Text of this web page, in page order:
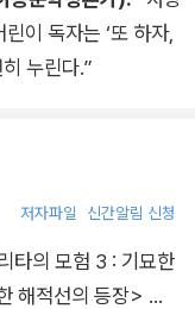
이 독자는 ‘또 하자,
누린다.”
저자파일 신간알림 신청
타의 모험 3 : 기묘한
해적선의 등장> …